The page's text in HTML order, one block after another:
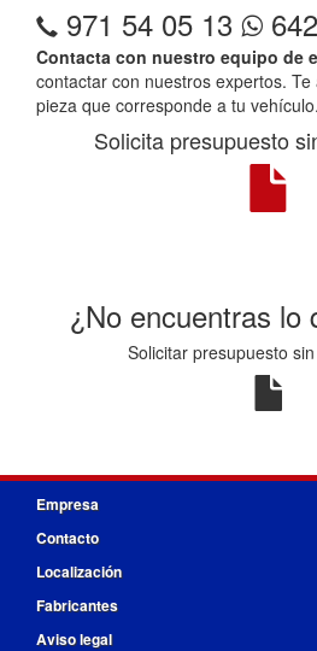
971 54 05 13
Contacta con nuestro equipo de
contactar con nuestros expertos.
pieza que corresponde a tu vehículo.
Solicita presupuesto
¿No encuentras lo
Solicitar presupuesto
Empresa
Contacto
Localización
Fabricantes
Aviso legal